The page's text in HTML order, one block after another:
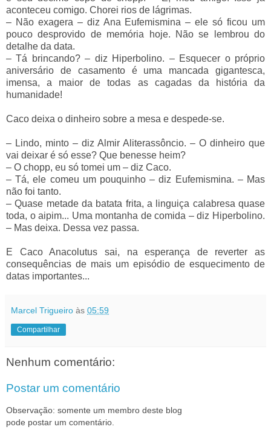
aconteceu comigo. Chorei rios de lágrimas.
– Não exagera –diz Ana Eufemismina– ele só ficou um
pouco desprovido de memória hoje. Não se lembrou do
detalhe da data.
– Tá brincando?– diz Hiperbolino. –Esquecer o próprio
aniversário de casamento é uma mancada gigantesca,
imensa, a maior de todas as cagadas da história da
humanidade!
Caco deixa o dinheiro sobre a mesa e despede-se.
– Lindo, minto – diz Almir Aliterassôncio. – O dinheiro que
vai deixar é só esse? Que benesse heim?
– O chopp, eu só tomei um – diz Caco.
– Tá, ele comeu um pouquinho– diz Eufemismina. –Mas
não foi tanto.
– Quase metade da batata frita, a linguiça calabresa quase
toda, o aipim... Uma montanha de comida –diz Hiperbolino.
– Mas deixa. Dessa vez passa.
E Caco Anacolutus sai, na esperança de reverter as
consequências de mais um episódio de esquecimento de
datas importantes...
Marcel Trigueiro às 05:59
Compartilhar
Nenhum comentário:
Postar um comentário
Observação: somente um membro deste blog
pode postar um comentário.